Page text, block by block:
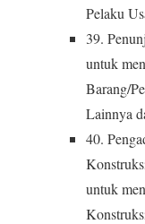
Pelaku
39.
untuk
Barang/
Lainnya
40.
untuk